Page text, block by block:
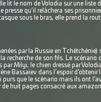
lit le nom de Volodia sur une
presse qu’il relâchera ses
sous le bras, elle prend la
par la Russie en
recherche de son fils. Le
Milyi, le chien dressé par
Bassaïev dans l’espoir
purs que le scénario mais ils ont
de huit pages consacré aux